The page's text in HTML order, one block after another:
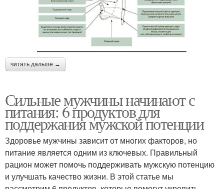
читать дальше →
Сильные мужчины начинают с
питания: 6 продуктов для
поддержания мужской потенции
Здоровье мужчины зависит от многих факторов, но
питание является одним из ключевых. Правильный
рацион может помочь поддерживать мужскую потенцию
и улучшать качество жизни. В этой статье мы